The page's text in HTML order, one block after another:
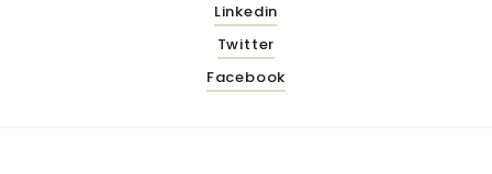
Linkedin
Twitter
Facebook